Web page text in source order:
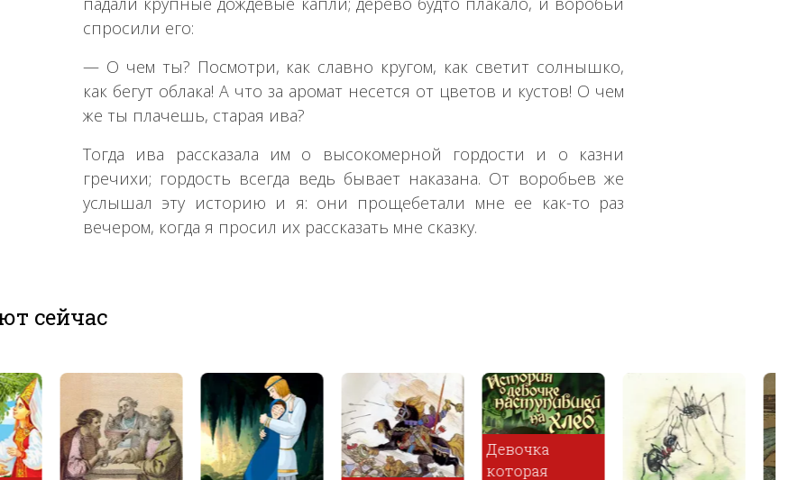
спросили его:
— О чем ты? Посмотри, как славно кругом, как светит солнышко,
как бегут облака! А что за аромат несется от цветов и кустов! О чем
же ты плачешь, старая ива?
Тогда ива рассказала им о высокомерной гордости и о казни
гречихи; гордость всегда ведь бывает наказана. От воробьев же
услышал эту историю и я: они прощебетали мне ее как-то раз
вечером, когда я просил их рассказать мне сказку.
сейчас
Девочка
которая